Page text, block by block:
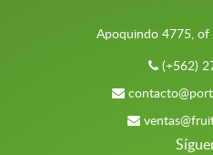
Apoquindo 4775, of
(+562)